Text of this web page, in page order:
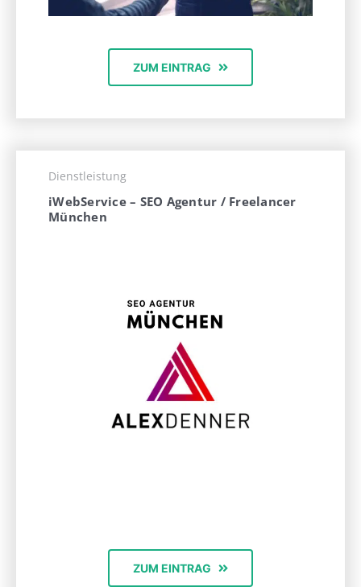
ZUM EINTRAG
Dienstleistung
iWebService – SEO Agentur / Freelancer
München
ZUM EINTRAG